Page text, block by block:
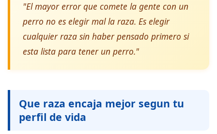
"El mayor error que comete la gente con un
perro no es elegir mal la raza. Es elegir
cualquier raza sin haber pensado primero si
esta lista para tener un perro."
Que raza encaja mejor segun tu
perfil de vida